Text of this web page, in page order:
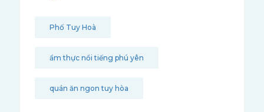
Phố Tuy Hoà
ẩm thực nổi tiếng phú yên
quán ăn ngon tuy hòa